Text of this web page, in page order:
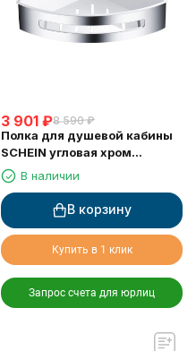
3 901 ₽8 590 ₽
Полка для душевой кабины
SCHEIN угловая хром
(9326CH)
В наличии
В корзину
Купить в 1 клик
Запрос счета для юрлиц